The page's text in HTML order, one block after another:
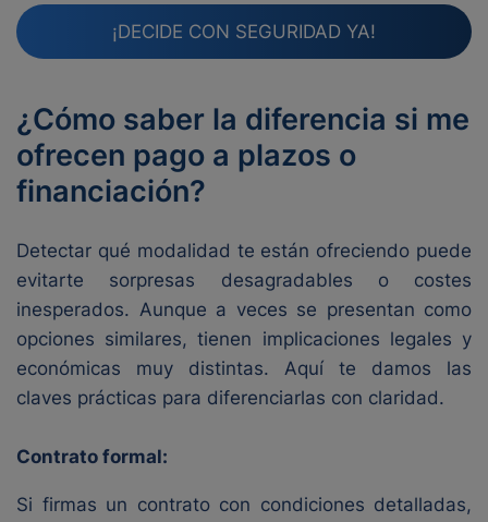
¡DECIDE CON SEGURIDAD YA!
¿Cómo saber la diferencia si me
ofrecen pago a plazos o
financiación?
Detectar qué modalidad te están ofreciendo puede
evitarte sorpresas desagradables o costes
inesperados. Aunque a veces se presentan como
opciones similares, tienen implicaciones legales y
económicas muy distintas. Aquí te damos las
claves prácticas para diferenciarlas con claridad.
Contrato formal:
Si firmas un contrato con condiciones detalladas,